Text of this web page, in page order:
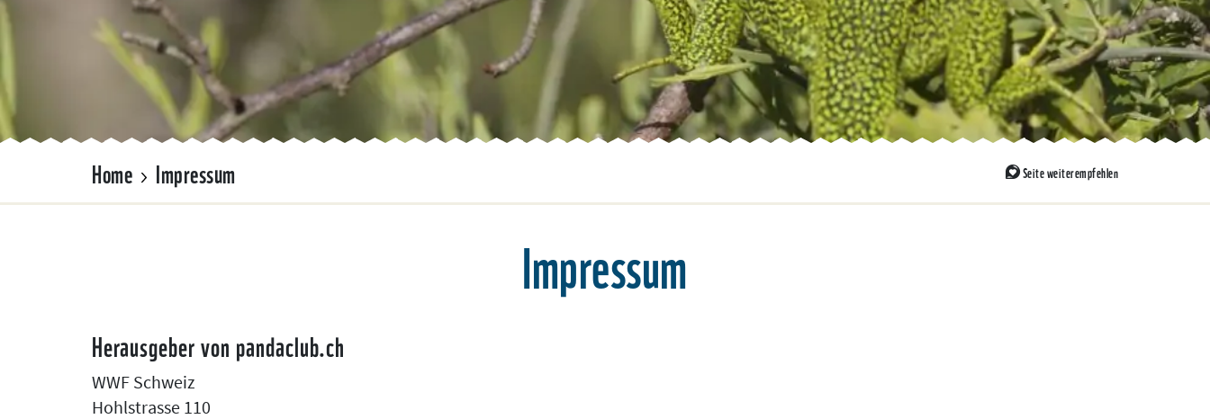
Home Impressum Seite weiterempfehlen
Impressum
Herausgeber von pandaclub.ch
WWF Schweiz
Hohlstrasse 110